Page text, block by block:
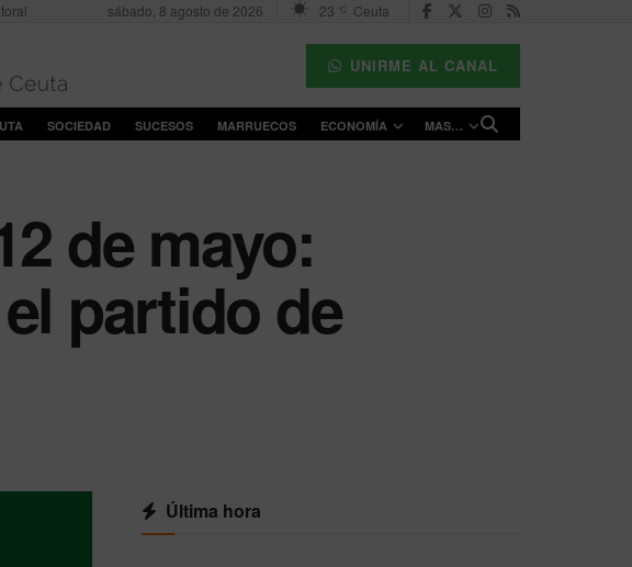
sábado, 8 agosto de 2026 23 °C Ceuta
UNIRME AL CANAL
SOCIEDAD SUCESOS MARRUECOS ECONOMÍA MAS…
de mayo:
partido de
Última hora